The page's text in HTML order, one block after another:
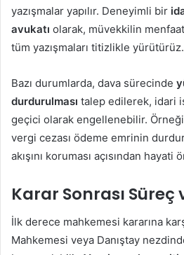
yazışmalar yapılır. Deneyimli bir
avukatı olarak, müvekkilin
tüm yazışmaları titizlikle yürütürüz.
Bazı durumlarda, dava sürecinde
durdurulması talep edilerek, idari
geçici olarak engellenebilir.
vergi cezası ödeme emrinin
akışını koruması açısından hayati
Karar Sonrası
İlk derece mahkemesi kararına
Mahkemesi veya Danıştay